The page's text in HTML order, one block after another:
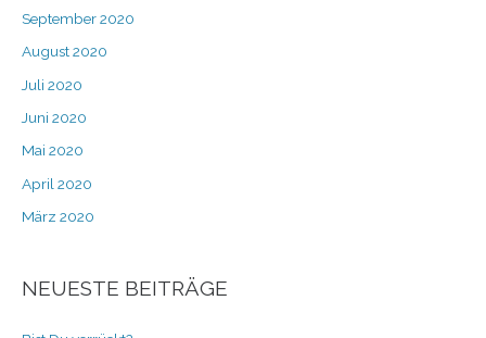
September 2020
August 2020
Juli 2020
Juni 2020
Mai 2020
April 2020
März 2020
NEUESTE BEITRÄGE